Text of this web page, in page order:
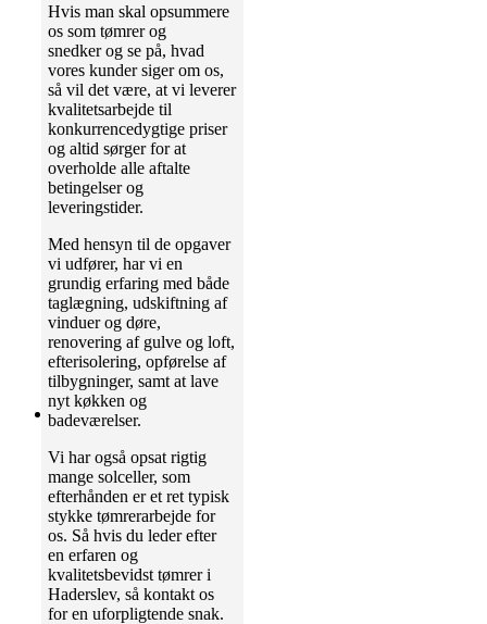
Hvis man skal opsummere
os som tømrer og
snedker og se på, hvad
vores kunder siger om os,
så vil det være, at vi leverer
kvalitetsarbejde til
konkurrencedygtige priser
og altid sørger for at
overholde alle aftalte
betingelser og
leveringstider.
Med hensyn til de opgaver
vi udfører, har vi en
grundig erfaring med både
taglægning, udskiftning af
vinduer og døre,
renovering af gulve og loft,
efterisolering, opførelse af
tilbygninger, samt at lave
nyt køkken og
badeværelser.
Vi har også opsat rigtig
mange solceller, som
efterhånden er et ret typisk
stykke tømrerarbejde for
os. Så hvis du leder efter
en erfaren og
kvalitetsbevidst tømrer i
Haderslev, så kontakt os
for en uforpligtende snak.